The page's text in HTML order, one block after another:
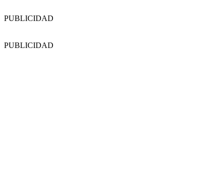
PUBLICIDAD
PUBLICIDAD